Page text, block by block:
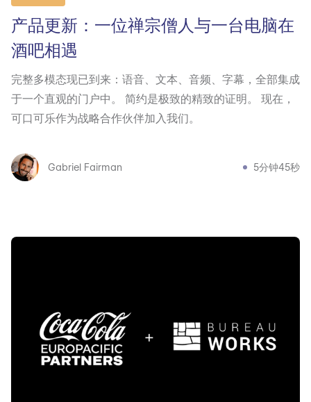
产品更新：一位禅宗僧人与一台电脑在
酒吧相遇
完整多模态现已到来：语音、文本、音频、字幕，全部集成
于一个直观的门户中。 简约是极致的精致的证明。 现在，
可口可乐作为战略合作伙伴加入我们。
Gabriel Fairman 5分钟45秒